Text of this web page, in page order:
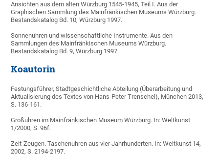
Ansichten aus dem alten Würzburg 1545-1945, Teil I. Aus der
Graphischen Sammlung des Mainfränkischen Museums Würzburg.
Bestandskatalog Bd. 10, Würzburg 1997.
Sonnenuhren und wissenschaftliche Instrumente. Aus den
Sammlungen des Mainfränkischen Museums Würzburg.
Bestandskatalog Bd. 9, Würzburg 1997.
Koautorin
Festungsführer, Stadtgeschichtliche Abteilung (Überarbeitung und
Aktualisierung des Textes von Hans-Peter Trenschel), München 2013,
S. 136-161.
Großuhren im Mainfränkischen Museum Würzburg. In: Weltkunst
1/2000, S. 96f.
Zeit-Zeugen. Taschenuhren aus vier Jahrhunderten. In: Weltkunst 14,
2002, S. 2194-2197.